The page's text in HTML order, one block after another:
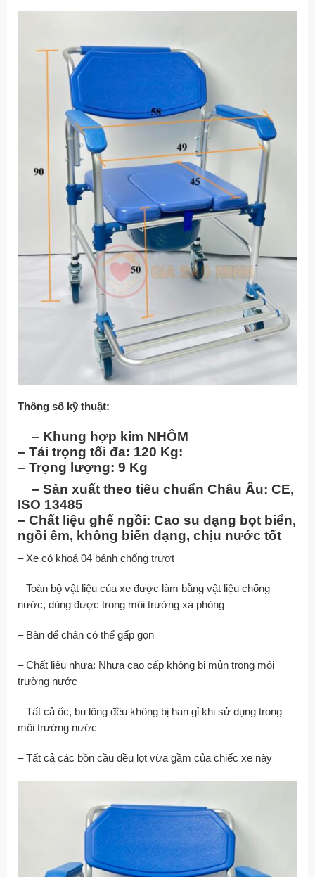
Thông số kỹ thuật:
– Khung hợp kim NHÔM
– Tải trọng tối đa: 120 Kg:
– Trọng lượng: 9 Kg
– Sản xuất theo tiêu chuẩn Châu Âu: CE,
ISO 13485
– Chất liệu ghế ngồi: Cao su dạng bọt biển,
ngồi êm, không biến dạng, chịu nước tốt
– Xe có khoá 04 bánh chống trượt
– Toàn bộ vật liệu của xe được làm bằng vật liệu chống
nước, dùng được trong môi trường xà phòng
– Bàn để chân có thể gấp gọn
– Chất liệu nhựa: Nhựa cao cấp không bị mủn trong môi
trường nước
– Tất cả ốc, bu lông đều không bị han gỉ khi sử dụng trong
môi trường nước
– Tất cả các bồn cầu đều lọt vừa gầm của chiếc xe này